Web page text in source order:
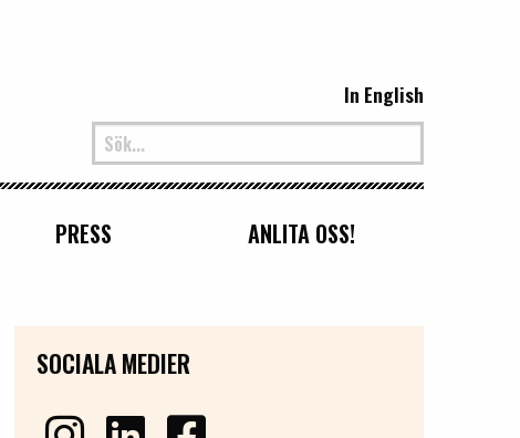
In English
PRESS ANLITA OSS!
SOCIALA MEDIER